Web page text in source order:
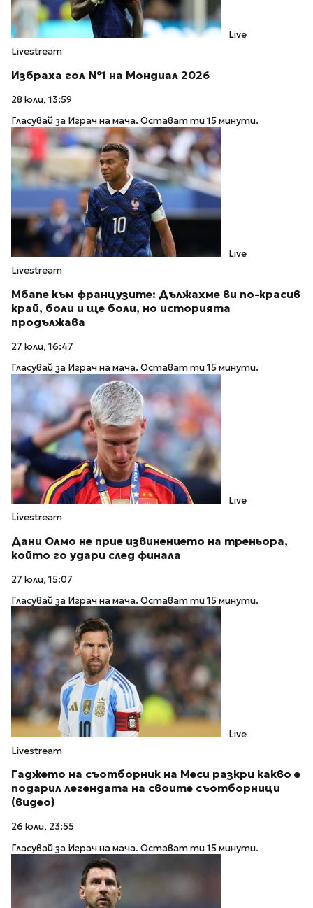
Live
Livestream
Избраха гол №1 на Мондиал 2026
28 юли, 13:59
Гласувай за Играч на мача. Остават ти 15 минути.
Live
Livestream
Мбапе към французите: Дължахме ви по-красив
край, боли и ще боли, но историята
продължава
27 юли, 16:47
Гласувай за Играч на мача. Остават ти 15 минути.
Live
Livestream
Дани Олмо не прие извинението на треньора,
който го удари след финала
27 юли, 15:07
Гласувай за Играч на мача. Остават ти 15 минути.
Live
Livestream
Гаджето на съотборник на Меси разкри какво е
подарил легендата на своите съотборници
(видео)
26 юли, 23:55
Гласувай за Играч на мача. Остават ти 15 минути.